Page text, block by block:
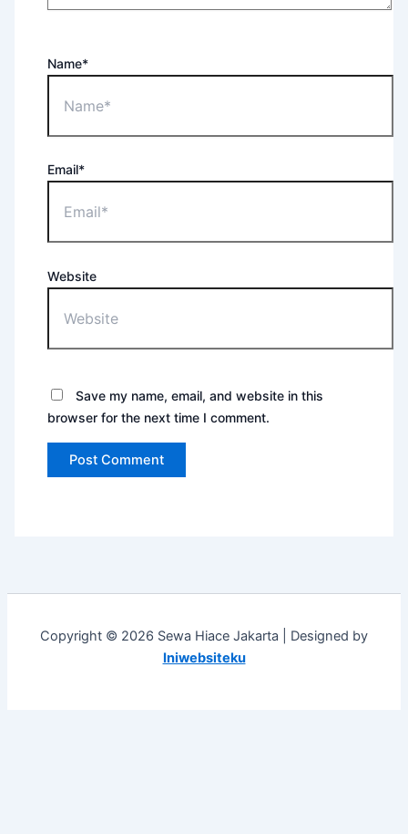
Name*
Email*
Website
Save my name, email, and website in this
browser for the next time I comment.
Copyright © 2026 Sewa Hiace Jakarta | Designed by
Iniwebsiteku